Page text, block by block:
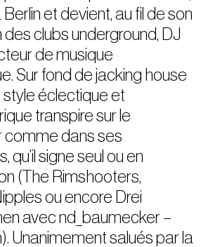
Berlin et devient, au fil de son
clubs underground, DJ
de musique
Sur fond de jacking house
éclectique et
transpire sur le
comme dans ses
qu’il signe seul ou en
(The Rimshooters,
ou encore Drei
avec nd_baumecker –
Unanimement salués par la